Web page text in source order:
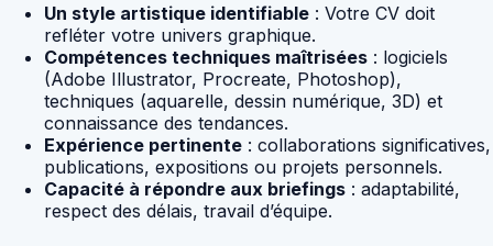
Un style artistique identifiable : Votre CV doit
refléter votre univers graphique.
Compétences techniques maîtrisées : logiciels
(Adobe Illustrator, Procreate, Photoshop),
techniques (aquarelle, dessin numérique, 3D) et
connaissance des tendances.
Expérience pertinente : collaborations significatives,
publications, expositions ou projets personnels.
Capacité à répondre aux briefings : adaptabilité,
respect des délais, travail d’équipe.